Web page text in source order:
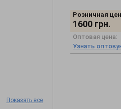
Показать все
Розничная
1600 грн.
Оптовая цена:
Узнать